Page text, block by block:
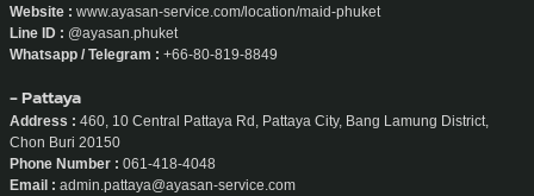
Website : www.ayasan-service.com/location/maid-phuket
Line ID : @ayasan.phuket
Whatsapp / Telegram : +66-80-819-8849
- Pattaya
Address : 460, 10 Central Pattaya Rd, Pattaya City, Bang Lamung District,
Chon Buri 20150
Phone Number : 061-418-4048
Email : admin.pattaya@ayasan-service.com